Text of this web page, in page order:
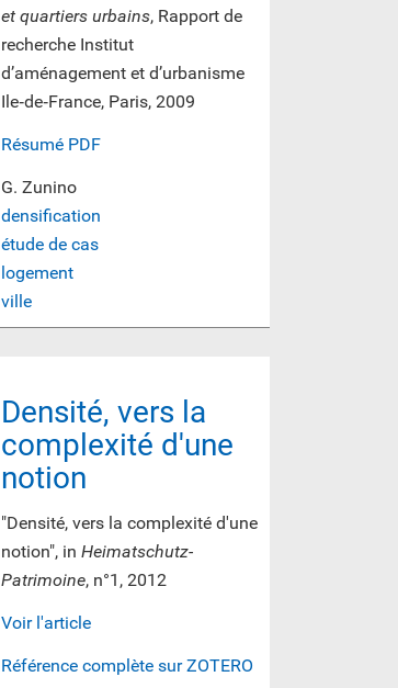
et quartiers urbains, Rapport de
recherche Institut
d’aménagement et d’urbanisme
Ile‐de‐France, Paris, 2009
Résumé PDF
G. Zunino
densification
étude de cas
logement
ville
Densité, vers la
complexité d'une
notion
"Densité, vers la complexité d'une
notion", in Heimatschutz-
Patrimoine, n°1, 2012
Voir l'article
Référence complète sur ZOTERO